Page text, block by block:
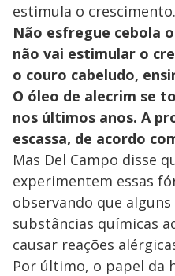
estimula o
Não esfregue cebola
não vai estimular o
o couro cabeludo,
O óleo de alecrim se
nos últimos anos. A
escassa, de acordo
Mas Del Campo disse
experimentem essas
observando que
substâncias químicas
causar reações
Por último, o papel da